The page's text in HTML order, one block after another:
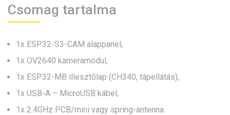
Csomag tartalma
1x ESP32-S3-CAM alappanel,
1x OV2640 kameramodul,
1x ESP32-MB illesztőlap (CH340, tápellátás),
1x USB-A – MicroUSB kábel,
1x 2.4GHz PCB/mini vagy spring-antenna.